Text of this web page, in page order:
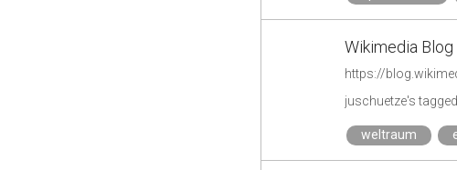
Wikimedia
https://
juschuetze's
weltraum